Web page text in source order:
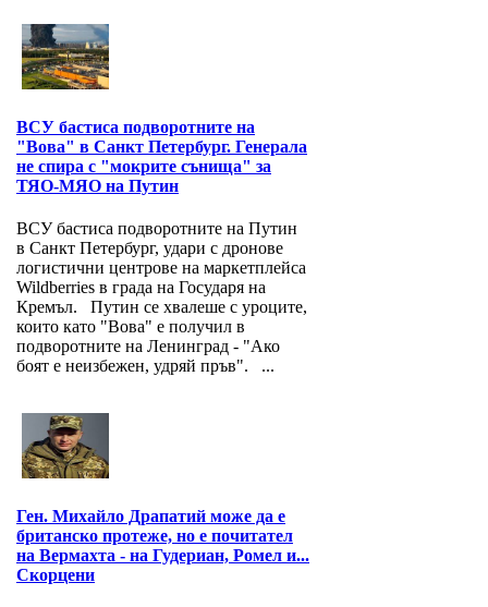
ВСУ бастиса подворотните на
"Вова" в Санкт Петербург. Генерала
не спира с "мокрите сънища" за
ТЯО-МЯО на Путин
ВСУ бастиса подворотните на Путин
в Санкт Петербург, удари с дронове
логистични центрове на маркетплейса
Wildberries в града на Государя на
Кремъл. Путин се хвалеше с уроците,
които като "Вова" е получил в
подворотните на Ленинград - "Ако
боят е неизбежен, удряй пръв". ...
Ген. Михайло Драпатий може да е
британско протеже, но е почитател
на Вермахта - на Гудериан, Ромел и...
Скорцени